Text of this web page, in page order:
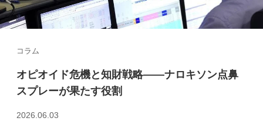
コラム
オピオイド危機と知財戦略――ナロキソン点鼻
スプレーが果たす役割
2026.06.03